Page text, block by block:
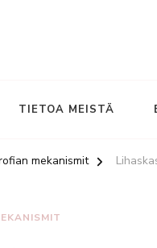
TIETOA MEISTÄ
mekanismit